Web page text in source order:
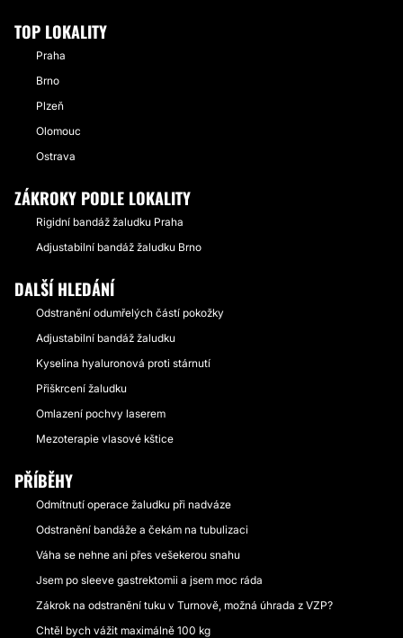
TOP LOKALITY
Praha
Brno
Plzeň
Olomouc
Ostrava
ZÁKROKY PODLE LOKALITY
Rigidní bandáž žaludku Praha
Adjustabilní bandáž žaludku Brno
DALŠÍ HLEDÁNÍ
Odstranění odumřelých částí pokožky
Adjustabilní bandáž žaludku
Kyselina hyaluronová proti stárnutí
Přiškrcení žaludku
Omlazení pochvy laserem
Mezoterapie vlasové kštice
PŘÍBĚHY
Odmítnutí operace žaludku při nadváze
Odstranění bandáže a čekám na tubulizaci
Váha se nehne ani přes vešekerou snahu
Jsem po sleeve gastrektomii a jsem moc ráda
Zákrok na odstranění tuku v Turnově, možná úhrada z VZP?
Chtěl bych vážit maximálně 100 kg